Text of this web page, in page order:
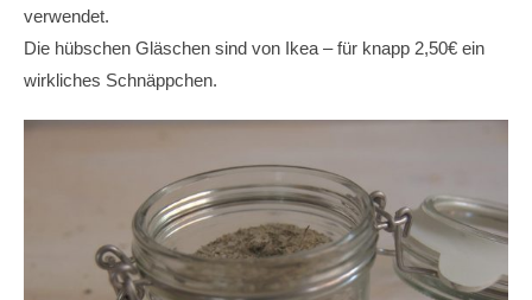
verwendet.
Die hübschen Gläschen sind von Ikea – für knapp 2,50€ ein
wirkliches Schnäppchen.